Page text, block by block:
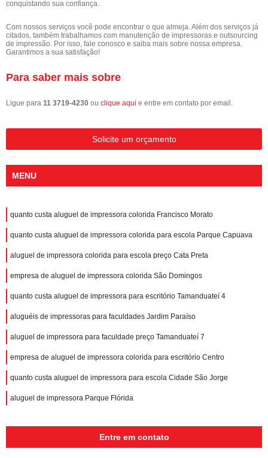
conquistando sua confiança.
Com nossos serviços você pode encontrar o que almeja. Além dos serviços já
citados, também trabalhamos com manutenção de impressoras e outsourcing
de impressão. Por isso, fale conosco e saiba mais sobre nossa empresa.
Garantimos a sua satisfação!
Para saber mais sobre
Ligue para 11 3719-4230 ou clique aqui e entre em contato por email.
Solicite um orçamento
MENU
quanto custa aluguel de impressora colorida Francisco Morato
quanto custa aluguel de impressora colorida para escola Parque Capuava
aluguel de impressora colorida para escola preço Cata Preta
empresa de aluguel de impressora colorida São Domingos
quanto custa aluguel de impressora para escritório Tamanduateí 4
aluguéis de impressoras para faculdades Jardim Paraíso
aluguel de impressora para faculdade preço Tamanduateí 7
empresa de aluguel de impressora colorida para escritório Centro
quanto custa aluguel de impressora para escola Cidade São Jorge
aluguel de impressora Parque Flórida
Entre em contato